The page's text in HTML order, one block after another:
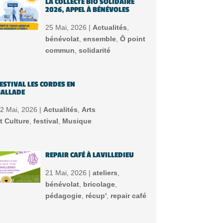
LA COLLECTE BIO SOLIDAIRE
2026, APPEL À BÉNÉVOLES
25 Mai, 2026 | Actualités
bénévolat, ensemble, Ô point
commun solidarité
LES CORDES EN
Mai, 2026 | Actualités, Arts
Culture, festival, Musique
REPAIR CAFÉ À LAVILLEDIEU
21 Mai, 2026 | ateliers
bénévolat, bricolage,
pédagogie, récup', repair café